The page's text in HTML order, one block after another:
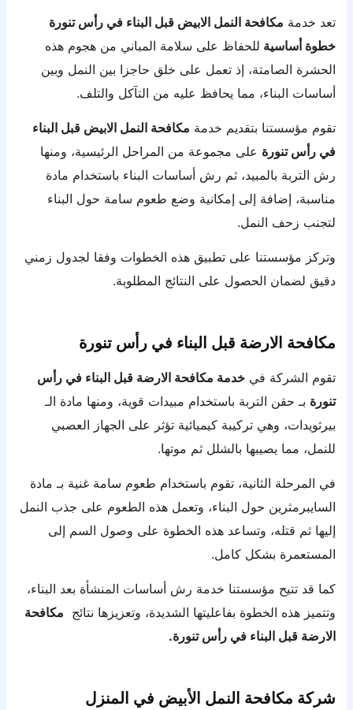
تعد خدمة مكافحة النمل الابيض قبل البناء في رأس تنورة
خطوة أساسية للحفاظ على سلامة المباني من هجوم هذه
الحشرة الصامتة، إذ تعمل على خلق حاجزا بين النمل وبين
أساسات البناء، مما يحافظ عليه من التآكل والتلف.
تقوم مؤسستنا بتقديم خدمة مكافحة النمل الابيض قبل البناء
في رأس تنورة على مجموعة من المراحل الرئيسية، ومنها
رش التربة بالمبيد، ثم رش أساسات البناء باستخدام مادة
مناسبة، إضافة إلى إمكانية وضع طعوم سامة حول البناء
لتجنب زحف النمل.
وتركز مؤسستنا على تطبيق هذه الخطوات وفقا لجدول زمني
دقيق لضمان الحصول على النتائج المطلوبة.
مكافحة الارضة قبل البناء في رأس تنورة
تقوم الشركة فيخدمة مكافحة الارضة قبل البناء في رأس
تنورة بـ حقن التربة باستخدام مبيدات قوية، ومنها مادة الـ
بيرثويدات، وهي تركيبة كيميائية تؤثر على الجهاز العصبي
للنمل، مما يصيبها بالشلل ثم موتها.
في المرحلة الثانية، تقوم باستخدام طعوم سامة غنية بـ مادة
السايبرمثرين حول البناء، وتعمل هذه الطعوم على جذب النمل
إليها ثم قتله، وتساعد هذه الخطوة على وصول السم إلى
المستعمرة بشكل كامل.
كما قد تتيح مؤسستنا خدمة رش أساسات المنشأة بعد البناء،
وتتميز هذه الخطوة بفاعليتها الشديدة، وتعزيزها نتائج مكافحة
الارضة قبل البناء في رأس تنورة.
شركة مكافحة النمل الأبيض في المنزل